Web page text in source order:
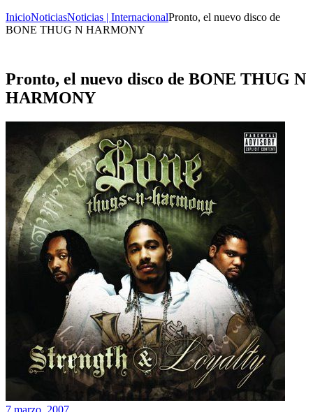
InicioNoticiasNoticias | InternacionalPronto, el nuevo disco de
BONE THUG N HARMONY
Pronto, el nuevo disco de BONE THUG N
HARMONY
7 marzo, 2007